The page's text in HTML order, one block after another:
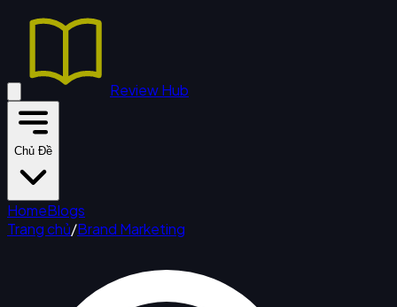
Review Hub
Chủ Đề
HomeBlogs
Trang chủ/Brand Marketing